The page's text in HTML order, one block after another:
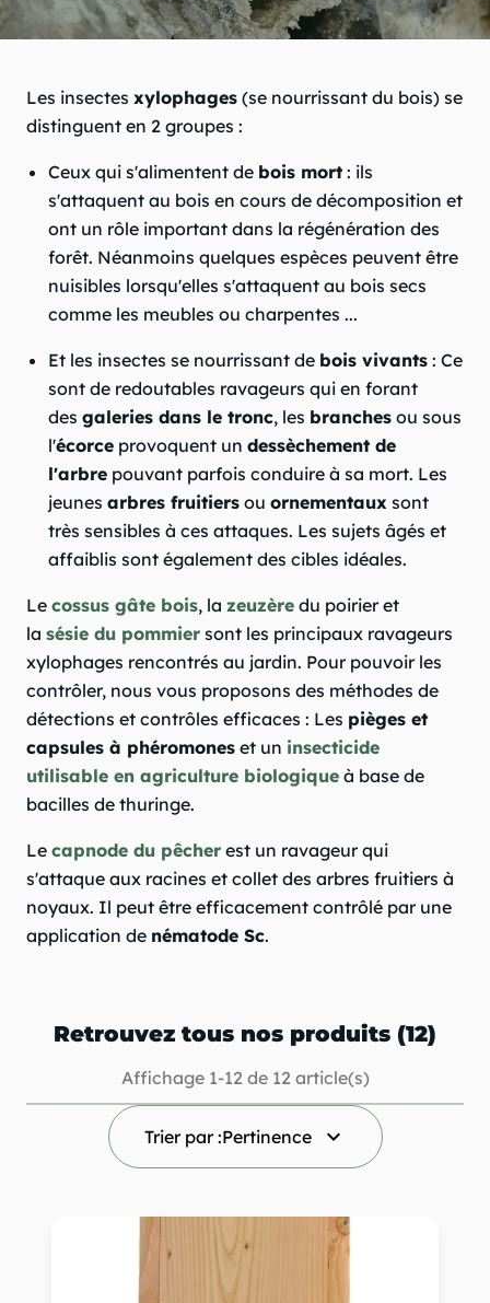
chevron_right
chevron_right
chevron_right
question_mark chevron_right
Les insectes xylophages (se nourrissant du bois) se
distinguent en 2 groupes :
Ceux qui s'alimentent de bois mort : ils
s'attaquent au bois en cours de décomposition et
ont un rôle important dans la régénération des
forêt. Néanmoins quelques espèces peuvent être
nuisibles lorsqu'elles s'attaquent au bois secs
comme les meubles ou charpentes ...
Et les insectes se nourrissant de bois vivants : Ce
sont de redoutables ravageurs qui en forant
des galeries dans le tronc, les branches ou sous
l'écorce provoquent un dessèchement de
l'arbre pouvant parfois conduire à sa mort. Les
jeunes arbres fruitiers ou ornementaux sont
très sensibles à ces attaques. Les sujets âgés et
affaiblis sont également des cibles idéales.
Le cossus gâte bois, la zeuzère du poirier et
la sésie du pommier sont les principaux ravageurs
xylophages rencontrés au jardin. Pour pouvoir les
contrôler, nous vous proposons des méthodes de
détections et contrôles efficaces : Les pièges et
capsules à phéromones et un insecticide
utilisable en agriculture biologique à base de
bacilles de thuringe.
Le capnode du pêcher est un ravageur qui
s'attaque aux racines et collet des arbres fruitiers à
noyaux. Il peut être efficacement contrôlé par une
application de nématode Sc.
Retrouvez tous nos produits (12)
Affichage 1-12 de 12 article(s)
Trier par :Pertinence keyboard_arrow_down